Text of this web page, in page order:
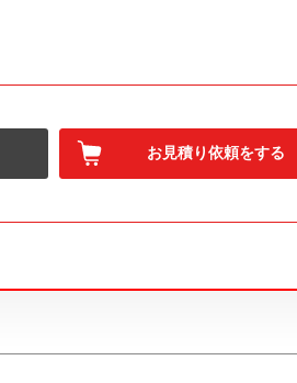
お見積り依頼をする